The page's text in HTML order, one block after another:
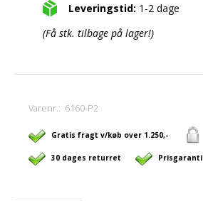
Leveringstid: 1-2 dage
(Få stk. tilbage på lager!)
Varenr.: 6160-P2
Gratis fragt v/køb over 1.250,-
30 dages returret Prisgaranti